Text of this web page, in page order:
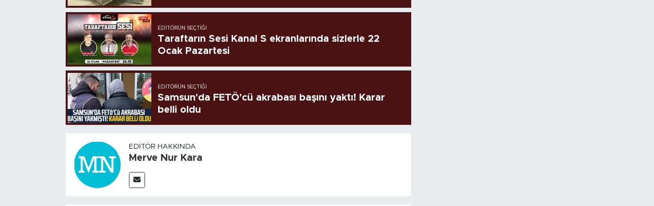
EDITÖRÜN SEÇTIĞI
Taraftarın Sesi Kanal S ekranlarında sizlerle 22
Ocak Pazartesi
EDITÖRÜN SEÇTIĞI
Samsun'da FETÖ'cü akrabası başını yaktı! Karar
belli oldu
EDITÖR HAKKINDA
Merve Nur Kara